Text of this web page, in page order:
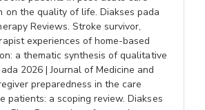
on the quality of life. Diakses pada
Reviews. Stroke survivor,
experiences of home-based
a thematic synthesis of qualitative
2026 | Journal of Medicine and
preparedness in the care
patients: a scoping review. Diakses